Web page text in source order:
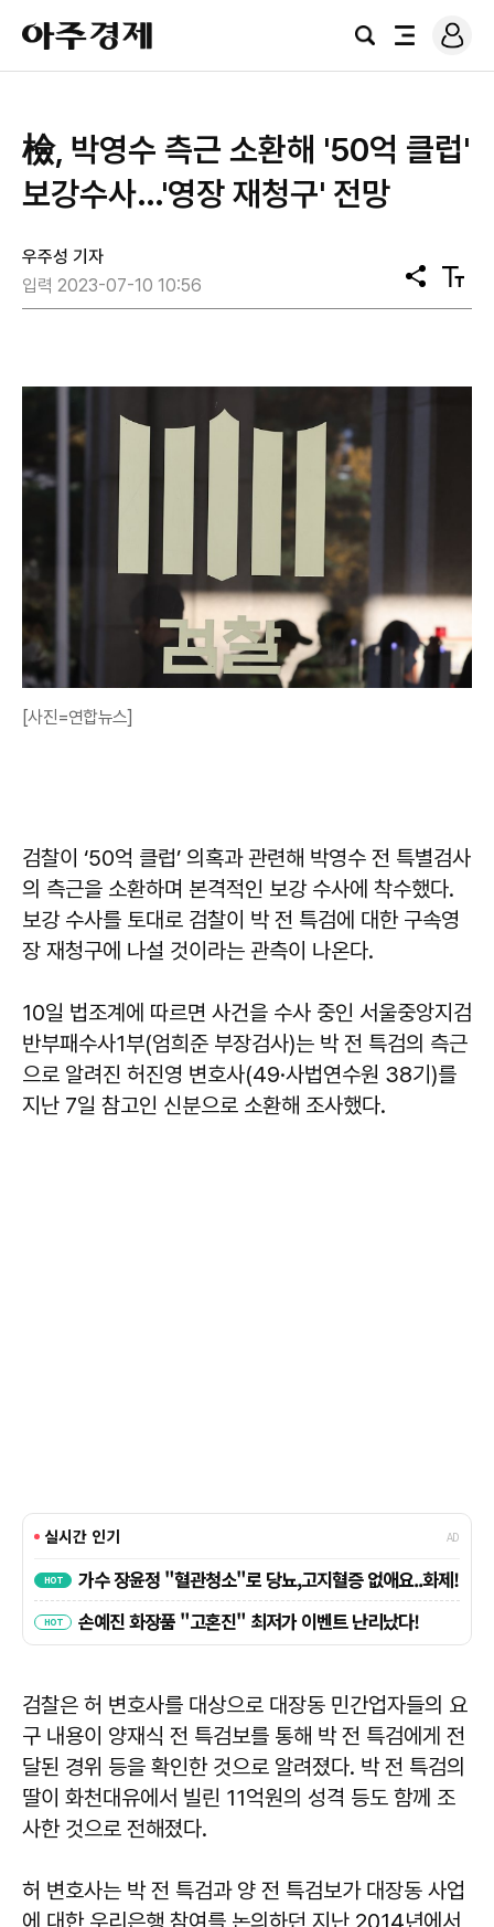
아
주
경
검
전
로
그
檢, 박영수 측근 소환해 '50억 클럽'
보강수사…'영장 재청구' 전망
우주성 기자
입력 2023-07-10 10:56
공
유
텍
스
[사진=연합뉴스]
검찰이 ‘50억 클럽’ 의혹과 관련해 박영수 전 특별검사
의 측근을 소환하며 본격적인 보강 수사에 착수했다.
보강 수사를 토대로 검찰이 박 전 특검에 대한 구속영
장 재청구에 나설 것이라는 관측이 나온다.
10일 법조계에 따르면 사건을 수사 중인 서울중앙지검
반부패수사1부(엄희준 부장검사)는 박 전 특검의 측근
으로 알려진 허진영 변호사(49·사법연수원 38기)를
지난 7일 참고인 신분으로 소환해 조사했다.
검찰은 허 변호사를 대상으로 대장동 민간업자들의 요
구 내용이 양재식 전 특검보를 통해 박 전 특검에게 전
달된 경위 등을 확인한 것으로 알려졌다. 박 전 특검의
딸이 화천대유에서 빌린 11억원의 성격 등도 함께 조
사한 것으로 전해졌다.
허 변호사는 박 전 특검과 양 전 특검보가 대장동 사업